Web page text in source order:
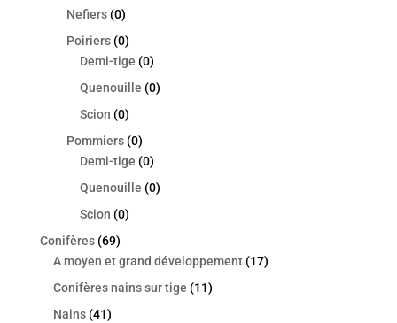
Nefiers (0)
Poiriers (0)
Demi-tige (0)
Quenouille (0)
Scion (0)
Pommiers (0)
Demi-tige (0)
Quenouille (0)
Scion (0)
Conifères (69)
A moyen et grand développement (17)
Conifères nains sur tige (11)
Nains (41)